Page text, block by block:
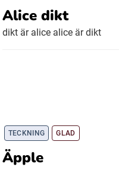
Alice dikt
dikt är alice alice är dikt
TECKNING GLAD
Äpple